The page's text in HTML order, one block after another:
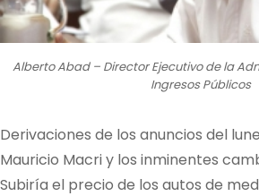
Alberto Abad – Director Ejecutivo de la
Ingresos Públicos
Derivaciones de los anuncios del
Mauricio Macri y los inminentes
Subiría el precio de los autos de